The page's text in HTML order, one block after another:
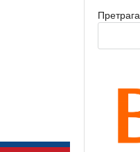
Претрага